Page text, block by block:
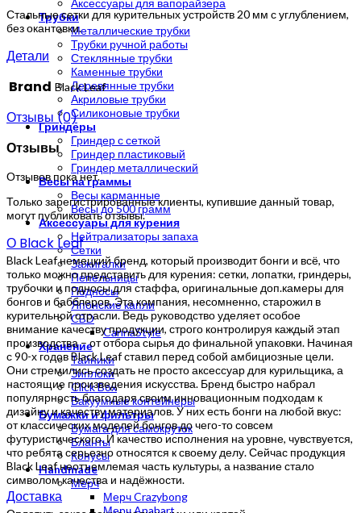
Аксессуары для вапорайзера
Трубки
Металлические трубки
Трубки ручной работы
Стеклянные трубки
Каменные трубки
Деревянные трубки
Акриловые трубки
Силиконовые трубки
Гриндеры
Гриндер с сеткой
Гриндер пластиковый
Гриндер металлический
Весы на граммы
Весы карманные
Весы до 500 грамм
Аксессуары для курения
Нейтрализаторы запаха
Сетки
Зажигалки
Пепельницы
Подносы
Японские капли
CBD
CannaStyle
Хранение
Тайники
Зиплоки
Click Box
Вакуумные контейнеры
Бумажки и фильтры
Бумага для самокруток
Бланты
Конусы
Handmade
Мерч
Мерч Crazybong
Мерч Anahart
Стальные сетки для курительных устройств 20 мм с углублением,
без окантовки.
Детали
Brand Black Leaf
Отзывы (0)
Отзывы
Отзывов пока нет.
Только зарегистрированные клиенты, купившие данный товар,
могут публиковать отзывы.
О Black Leaf
Black Leaf немецкий бренд, который производит бонги и всё, что
только можно представить для курения: сетки, лопатки, гриндеры,
трубочки и подносы для стаффа, оригинальные доп.камеры для
бонгов и бабблеров. Эта компания, несомненно, старожил в
курительной отрасли. Ведь руководство уделяет особое
внимание качеству продукции, строго контролируя каждый этап
производства – от отбора сырья до финальной упаковки. Начиная
с 90-х годов Black Leaf ставил перед собой амбициозные цели.
Они стремились создать не просто аксессуар для курильщика, а
настоящие произведения искусства. Бренд быстро набрал
популярность благодаря своим инновационным подходам к
дизайну и качеству материалов. У них есть бонги на любой вкус:
от классических моделей бонгов до чего-то совсем
футуристического. И качество исполнения на уровне, чувствуется,
что ребята серьезно относятся к своему делу. Сейчас продукция
Black Leaf неотъемлемая часть культуры, а название стало
символом качества и надёжности.
Доставка